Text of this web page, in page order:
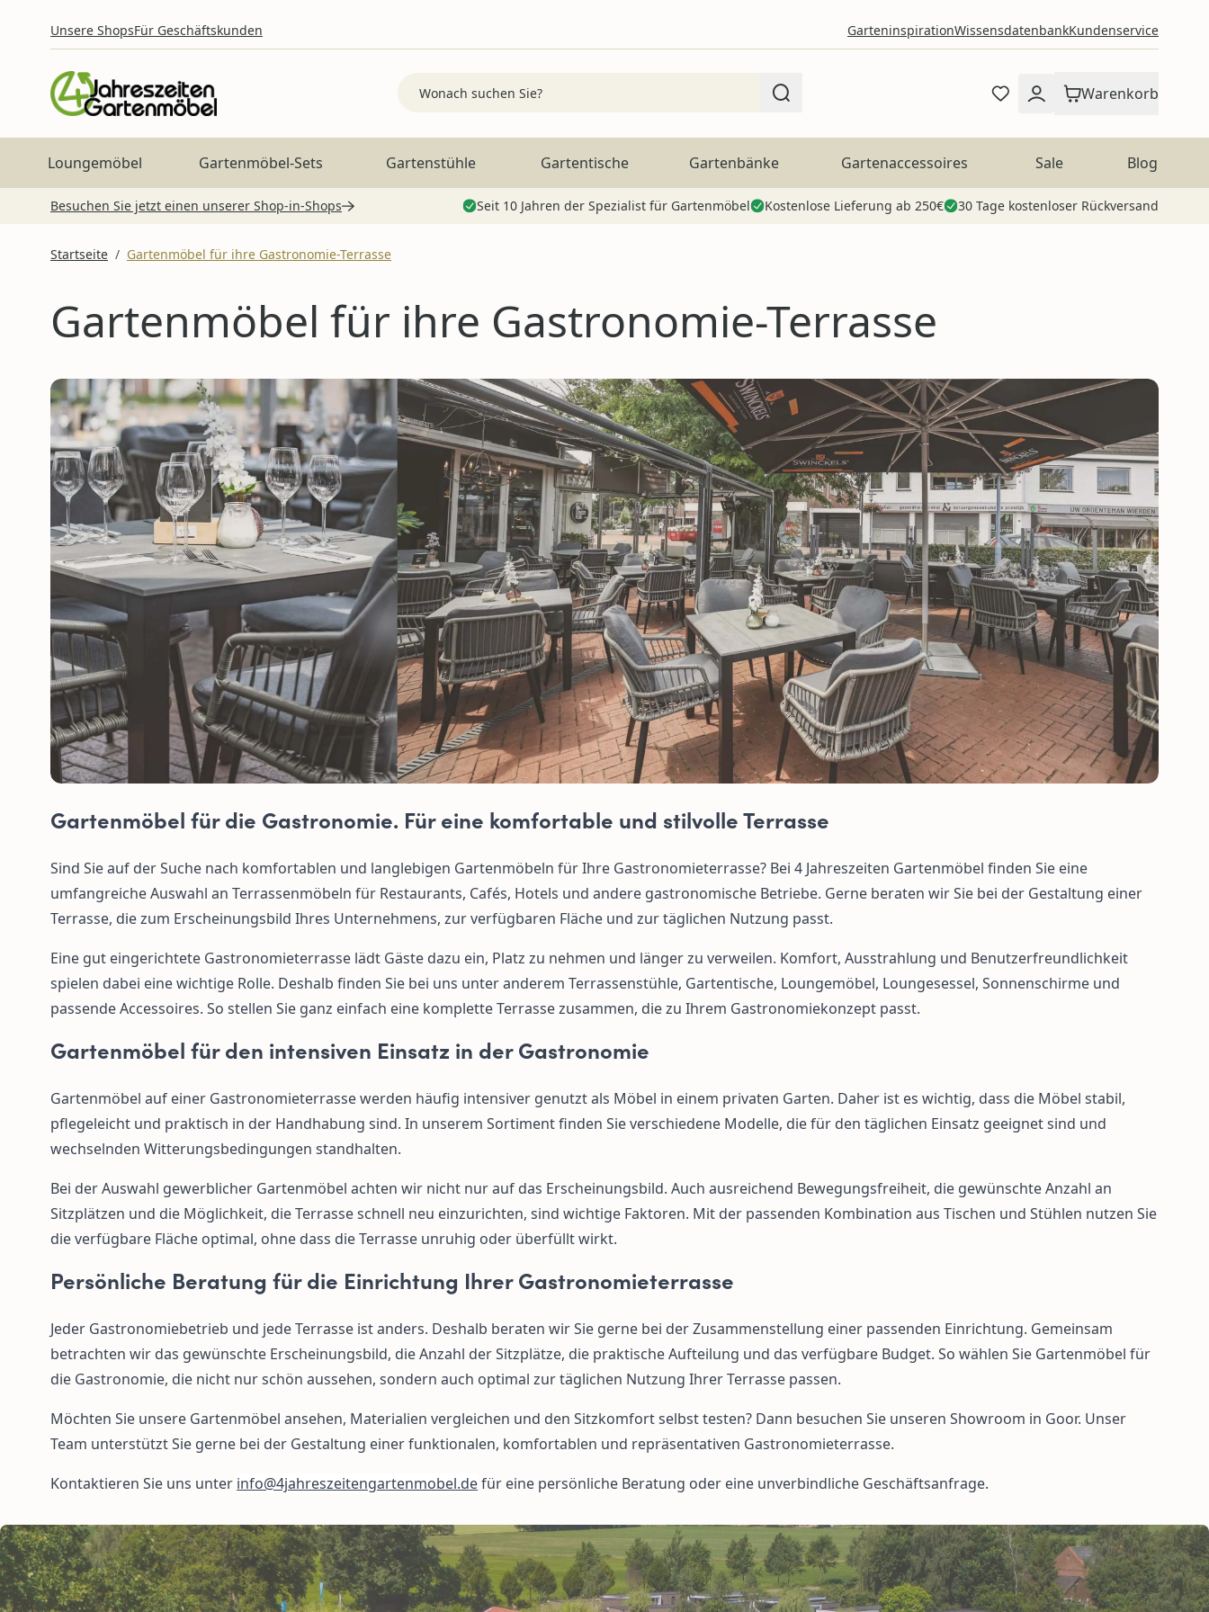
Unsere ShopsFür Geschäftskunden GarteninspirationWissensdatenbankKundenservice
Warenkorb
Loungemöbel Gartenmöbel-Sets Gartenstühle Gartentische Gartenbänke Gartenaccessoires Sale Blog
Besuchen Sie jetzt einen unserer Shop-in-Shops Seit 10 Jahren der Spezialist für Gartenmöbel Kostenlose Lieferung ab 250€ 30 Tage kostenloser Rückversand
Startseite / Gartenmöbel für ihre Gastronomie-Terrasse
Gartenmöbel für ihre Gastronomie-Terrasse
Gartenmöbel für die Gastronomie. Für eine komfortable und stilvolle Terrasse
Sind Sie auf der Suche nach komfortablen und langlebigen Gartenmöbeln für Ihre Gastronomieterrasse? Bei 4 Jahreszeiten Gartenmöbel finden Sie eine
umfangreiche Auswahl an Terrassenmöbeln für Restaurants, Cafés, Hotels und andere gastronomische Betriebe. Gerne beraten wir Sie bei der Gestaltung einer
Terrasse, die zum Erscheinungsbild Ihres Unternehmens, zur verfügbaren Fläche und zur täglichen Nutzung passt.
Eine gut eingerichtete Gastronomieterrasse lädt Gäste dazu ein, Platz zu nehmen und länger zu verweilen. Komfort, Ausstrahlung und Benutzerfreundlichkeit
spielen dabei eine wichtige Rolle. Deshalb finden Sie bei uns unter anderem Terrassenstühle, Gartentische, Loungemöbel, Loungesessel, Sonnenschirme und
passende Accessoires. So stellen Sie ganz einfach eine komplette Terrasse zusammen, die zu Ihrem Gastronomiekonzept passt.
Gartenmöbel für den intensiven Einsatz in der Gastronomie
Gartenmöbel auf einer Gastronomieterrasse werden häufig intensiver genutzt als Möbel in einem privaten Garten. Daher ist es wichtig, dass die Möbel stabil,
pflegeleicht und praktisch in der Handhabung sind. In unserem Sortiment finden Sie verschiedene Modelle, die für den täglichen Einsatz geeignet sind und
wechselnden Witterungsbedingungen standhalten.
Bei der Auswahl gewerblicher Gartenmöbel achten wir nicht nur auf das Erscheinungsbild. Auch ausreichend Bewegungsfreiheit, die gewünschte Anzahl an
Sitzplätzen und die Möglichkeit, die Terrasse schnell neu einzurichten, sind wichtige Faktoren. Mit der passenden Kombination aus Tischen und Stühlen nutzen Sie
die verfügbare Fläche optimal, ohne dass die Terrasse unruhig oder überfüllt wirkt.
Persönliche Beratung für die Einrichtung Ihrer Gastronomieterrasse
Jeder Gastronomiebetrieb und jede Terrasse ist anders. Deshalb beraten wir Sie gerne bei der Zusammenstellung einer passenden Einrichtung. Gemeinsam
betrachten wir das gewünschte Erscheinungsbild, die Anzahl der Sitzplätze, die praktische Aufteilung und das verfügbare Budget. So wählen Sie Gartenmöbel für
die Gastronomie, die nicht nur schön aussehen, sondern auch optimal zur täglichen Nutzung Ihrer Terrasse passen.
Möchten Sie unsere Gartenmöbel ansehen, Materialien vergleichen und den Sitzkomfort selbst testen? Dann besuchen Sie unseren Showroom in Goor. Unser
Team unterstützt Sie gerne bei der Gestaltung einer funktionalen, komfortablen und repräsentativen Gastronomieterrasse.
Kontaktieren Sie uns unter info@4jahreszeitengartenmobel.defür eine persönliche Beratung oder eine unverbindliche Geschäftsanfrage.